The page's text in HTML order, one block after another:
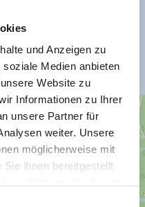
und Anzeigen zu
Medien anbieten
Website zu
Informationen zu Ihrer
unsere Partner für
weiter. Unsere
möglicherweise mit
ihnen bereitgestellt
×